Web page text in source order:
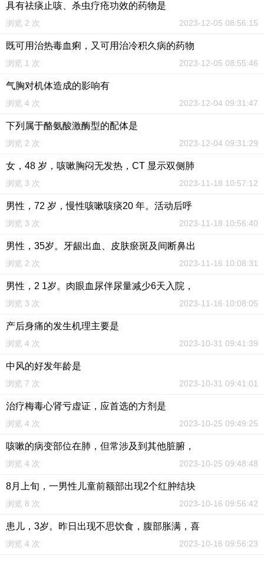
具有祛痰止咳、杀虫疗疮功效的药物是
浏览 2 次 2023-12-05 08:56:15
既可用治热毒血痢，又可用治冷积久病的药物
浏览 1 次 2023-12-05 08:55:46
气胸对机体造成的影响有
浏览 4 次 2023-12-04 09:31:47
下列属于酪氨酸激酶型的配体是
浏览 2 次 2023-12-04 09:31:29
女，48 岁，咳嗽胸闷无发热，CT 显示双侧肺
浏览 3 次 2023-11-18 10:57:12
男性，72 岁，慢性咳嗽咳痰20 年。活动后呼
浏览 3 次 2023-11-18 10:56:40
男性，35岁。牙龈出血、皮肤瘀斑及间断鼻出
浏览 2 次 2023-11-16 10:08:31
男性，2 1岁。肉眼血尿伴尿量减少6天入院，
浏览 3 次 2023-11-16 10:08:05
产后身痛的发生机理主要是
浏览 4 次 2023-10-31 09:41:39
中风的好发年龄是
浏览 7 次 2023-10-31 09:41:01
治疗梅毒心肾亏虚证，应首选的方剂是
浏览 4 次 2023-10-25 09:49:25
咳嗽的病变部位在肺，但常涉及到其他脏腑，
浏览 4 次 2023-10-25 09:48:48
8月上旬，一男性儿童前额部出现2个红肿结块
浏览 8 次 2023-10-16 09:56:42
患儿，3岁。昨日出现不思饮食，腹部胀满，喜
浏览 4 次 2023-10-16 09:56:23